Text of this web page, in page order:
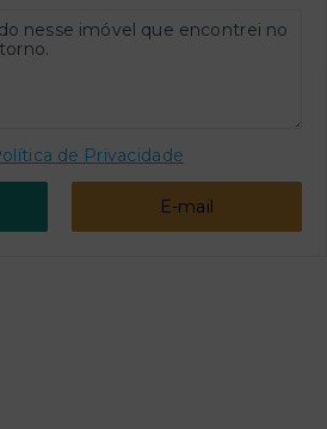
de Privacidade
E-mail